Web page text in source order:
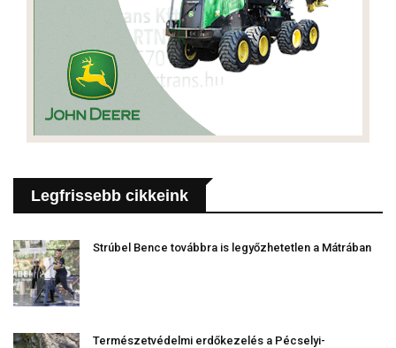
Legfrissebb cikkeink
Strúbel Bence továbbra is legyőzhetetlen a Mátrában
Természetvédelmi erdőkezelés a Pécselyi-